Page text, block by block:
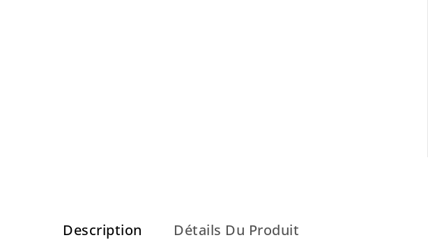
Description Détails Du Produit